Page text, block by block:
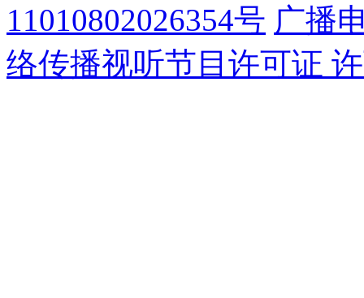
11010802026354号 广播
络传播视听节目许可证